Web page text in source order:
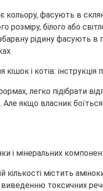
кольору, фасують в
розміру, білого або
рідину фасують
легко підібрати
якщо власник
і мінеральних
містить
виведенню токсичних